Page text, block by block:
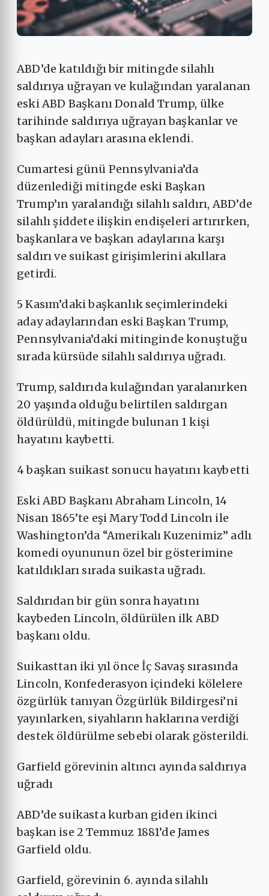
ABD’de katıldığı bir mitingde silahlı
saldırıya uğrayan ve kulağından yaralanan
eski ABD Başkanı Donald Trump, ülke
tarihinde saldırıya uğrayan başkanlar ve
başkan adayları arasına eklendi.
Cumartesi günü Pennsylvania’da
düzenlediği mitingde eski Başkan
Trump’ın yaralandığı silahlı saldırı, ABD’de
silahlı şiddete ilişkin endişeleri artırırken,
başkanlara ve başkan adaylarına karşı
saldırı ve suikast girişimlerini akıllara
getirdi.
5 Kasım’daki başkanlık seçimlerindeki
aday adaylarından eski Başkan Trump,
Pennsylvania’daki mitinginde konuştuğu
sırada kürsüde silahlı saldırıya uğradı.
Trump, saldırıda kulağından yaralanırken
20 yaşında olduğu belirtilen saldırgan
öldürüldü, mitingde bulunan 1 kişi
hayatını kaybetti.
4 başkan suikast sonucu hayatını kaybetti
Eski ABD Başkanı Abraham Lincoln, 14
Nisan 1865’te eşi Mary Todd Lincoln ile
Washington’da “Amerikalı Kuzenimiz” adlı
komedi oyununun özel bir gösterimine
katıldıkları sırada suikasta uğradı.
Saldırıdan bir gün sonra hayatını
kaybeden Lincoln, öldürülen ilk ABD
başkanı oldu.
Suikasttan iki yıl önce İç Savaş sırasında
Lincoln, Konfederasyon içindeki kölelere
özgürlük tanıyan Özgürlük Bildirgesi’ni
yayınlarken, siyahların haklarına verdiği
destek öldürülme sebebi olarak gösterildi.
Garfield görevinin altıncı ayında saldırıya
uğradı
ABD’de suikasta kurban giden ikinci
başkan ise 2 Temmuz 1881’de James
Garfield oldu.
Garfield, görevinin 6. ayında silahlı